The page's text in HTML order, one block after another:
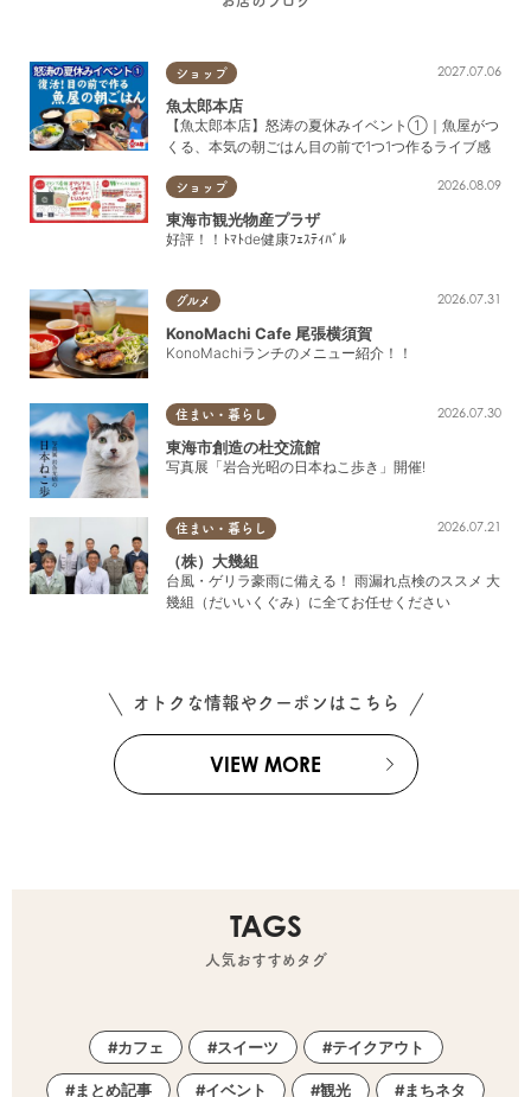
ショップ 2027.07.06
魚太郎本店
【魚太郎本店】怒涛の夏休みイベント①｜魚屋がつ
くる、本気の朝ごはん目の前で1つ1つ作るライブ感
ショップ 2026.08.09
東海市観光物産プラザ
好評！！ﾄﾏﾄde健康ﾌｪｽﾃｨﾊﾞﾙ
グルメ 2026.07.31
KonoMachi Cafe 尾張横須賀
KonoMachiランチのメニュー紹介！！
住まい・暮らし 2026.07.30
東海市創造の杜交流館
写真展「岩合光昭の日本ねこ歩き」開催!
住まい・暮らし 2026.07.21
（株）大幾組
台風・ゲリラ豪雨に備える！ 雨漏れ点検のススメ 大
幾組（だいいくぐみ）に全てお任せください
オトクな情報やクーポンはこちら
VIEW MORE
TAGS
人気おすすめタグ
カフェ スイーツ テイクアウト
まとめ記事 イベント 観光 まちネタ